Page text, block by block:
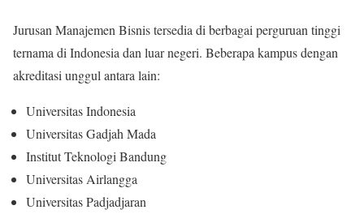
Jurusan Manajemen Bisnis tersedia di berbagai perguruan tinggi
ternama di Indonesia dan luar negeri. Beberapa kampus dengan
akreditasi unggul antara lain:
Universitas Indonesia
Universitas Gadjah Mada
Institut Teknologi Bandung
Universitas Airlangga
Universitas Padjadjaran